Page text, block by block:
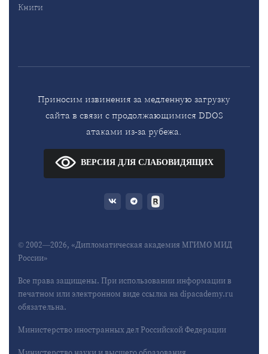
Книги
Приносим извинения за медленную загрузку
сайта в связи с продолжающимися DDOS
атаками из-за рубежа.
ВЕРСИЯ ДЛЯ СЛАБОВИДЯЩИХ
© 2002—2026, «Дипломатическая академия МГИМО МИД
России»
Все права защищены. При использовании информации в
печатном или электронном виде ссылка на dipacademy.ru
обязательна.
Министерство иностранных дел Российской Федерации